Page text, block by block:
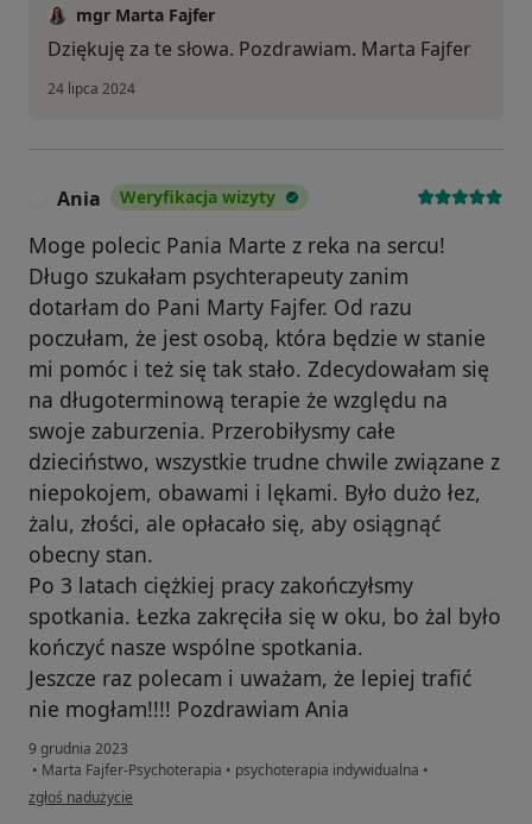
mgr Marta Fajfer
Dziękuję za te słowa. Pozdrawiam. Marta Fajfer
24 lipca 2024
Ania Weryfikacja wizyty
Moge polecic Pania Marte z reka na sercu!
Długo szukałam psychterapeuty zanim
dotarłam do Pani Marty Fajfer. Od razu
poczułam, że jest osobą, która będzie w stanie
mi pomóc i też się tak stało. Zdecydowałam się
na długoterminową terapie że względu na
swoje zaburzenia. Przerobiłysmy całe
dzieciństwo, wszystkie trudne chwile związane z
niepokojem, obawami i lękami. Było dużo łez,
żalu, złości, ale opłacało się, aby osiągnąć
obecny stan.
Po 3 latach ciężkiej pracy zakończyłsmy
spotkania. Łezka zakręciła się w oku, bo żal było
kończyć nasze wspólne spotkania.
Jeszcze raz polecam i uważam, że lepiej trafić
nie mogłam!!!! Pozdrawiam Ania
9 grudnia 2023
• Marta Fajfer-Psychoterapia • psychoterapia indywidualna •
w opinii użytkownika Ania
zgłoś nadużycie